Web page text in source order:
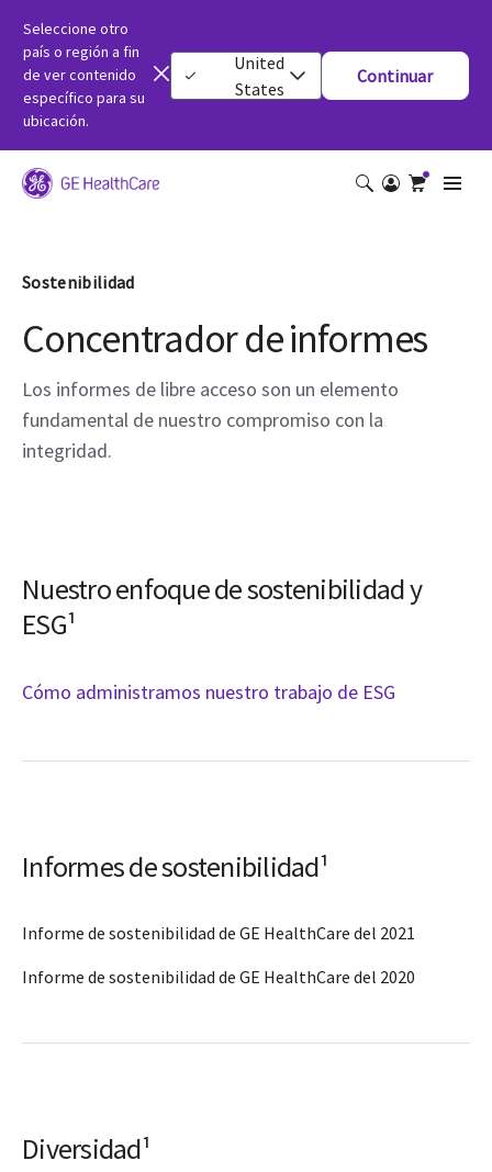
Seleccione otro
país o región a fin
de ver contenido
específico para su
ubicación.
United
States
Continuar
Sostenibilidad
Concentrador de informes
Los informes de libre acceso son un elemento
fundamental de nuestro compromiso con la
integridad.
Nuestro enfoque de sostenibilidad y
ESG¹
Cómo administramos nuestro trabajo de ESG
Informes de sostenibilidad¹
Informe de sostenibilidad de GE HealthCare del 2021
Informe de sostenibilidad de GE HealthCare del 2020
Diversidad¹